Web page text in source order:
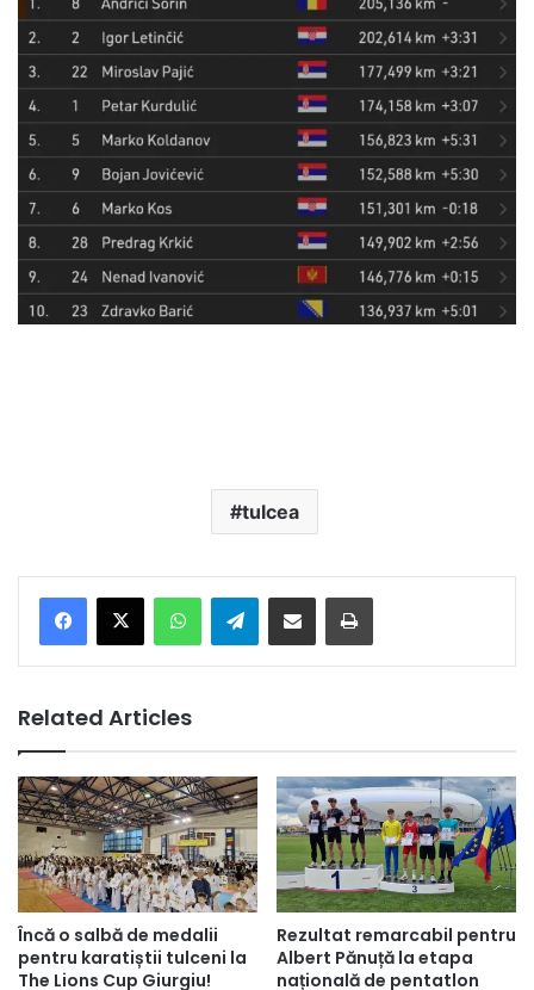
tulcea
Telegram
Related Articles
Încă o salbă de medalii
pentru karatiștii tulceni la
The Lions Cup Giurgiu!
Rezultat remarcabil pentru
Albert Pănuță la etapa
națională de pentatlon